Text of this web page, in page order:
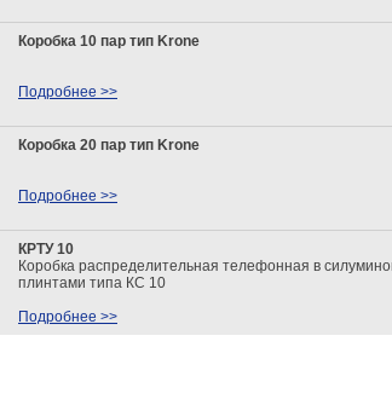
Коробка 10 пар тип Krone
Подробнее >>
Коробка 20 пар тип Krone
Подробнее >>
КРТУ 10
Коробка распределительная телефонная в
плинтами типа КС 10
Подробнее >>